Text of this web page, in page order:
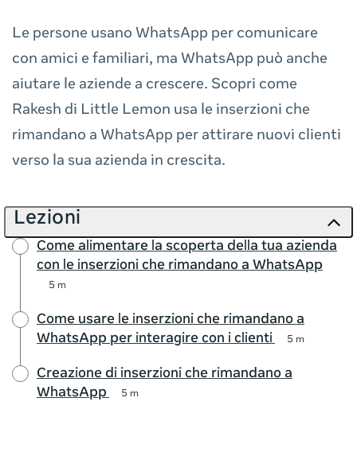
Le persone usano WhatsApp per comunicare
con amici e familiari, ma WhatsApp può anche
aiutare le aziende a crescere. Scopri come
Rakesh di Little Lemon usa le inserzioni che
rimandano a WhatsApp per attirare nuovi clienti
verso la sua azienda in crescita.
Lezioni
Come alimentare la scoperta della tua azienda
con le inserzioni che rimandano a WhatsApp
5 m
Come usare le inserzioni che rimandano a
WhatsApp per interagire con i clienti
5 m
Creazione di inserzioni che rimandano a
WhatsApp
5 m